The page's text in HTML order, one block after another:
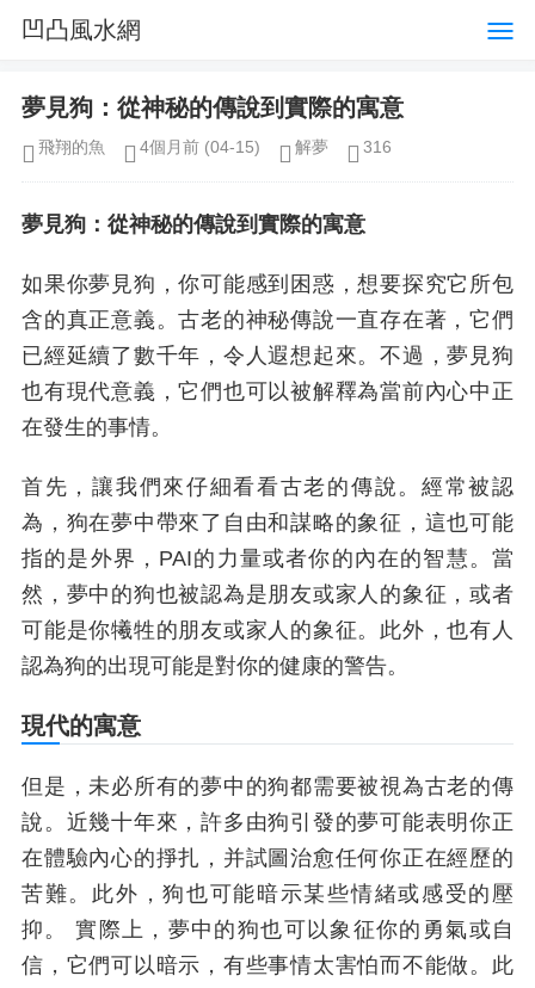
凹凸風水網
夢見狗：從神秘的傳說到實際的寓意
飛翔的魚 4個月前 (04-15) 解夢 316
夢見狗：從神秘的傳說到實際的寓意
如果你夢見狗，你可能感到困惑，想要探究它所包
含的真正意義。古老的神秘傳說一直存在著，它們
已經延續了數千年，令人遐想起來。不過，夢見狗
也有現代意義，它們也可以被解釋為當前內心中正
在發生的事情。
首先，讓我們來仔細看看古老的傳說。經常被認
為，狗在夢中帶來了自由和謀略的象征，這也可能
指的是外界，PAI的力量或者你的內在的智慧。當
然，夢中的狗也被認為是朋友或家人的象征，或者
可能是你犧牲的朋友或家人的象征。此外，也有人
認為狗的出現可能是對你的健康的警告。
現代的寓意
但是，未必所有的夢中的狗都需要被視為古老的傳
說。近幾十年來，許多由狗引發的夢可能表明你正
在體驗內心的掙扎，并試圖治愈任何你正在經歷的
苦難。此外，狗也可能暗示某些情緒或感受的壓
抑。 實際上，夢中的狗也可以象征你的勇氣或自
信，它們可以暗示，有些事情太害怕而不能做。此